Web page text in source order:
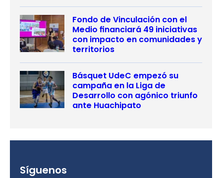
Fondo de Vinculación con el
Medio financiará 49 iniciativas
con impacto en comunidades y
territorios
Básquet UdeC empezó su
campaña en la Liga de
Desarrollo con agónico triunfo
ante Huachipato
Síguenos